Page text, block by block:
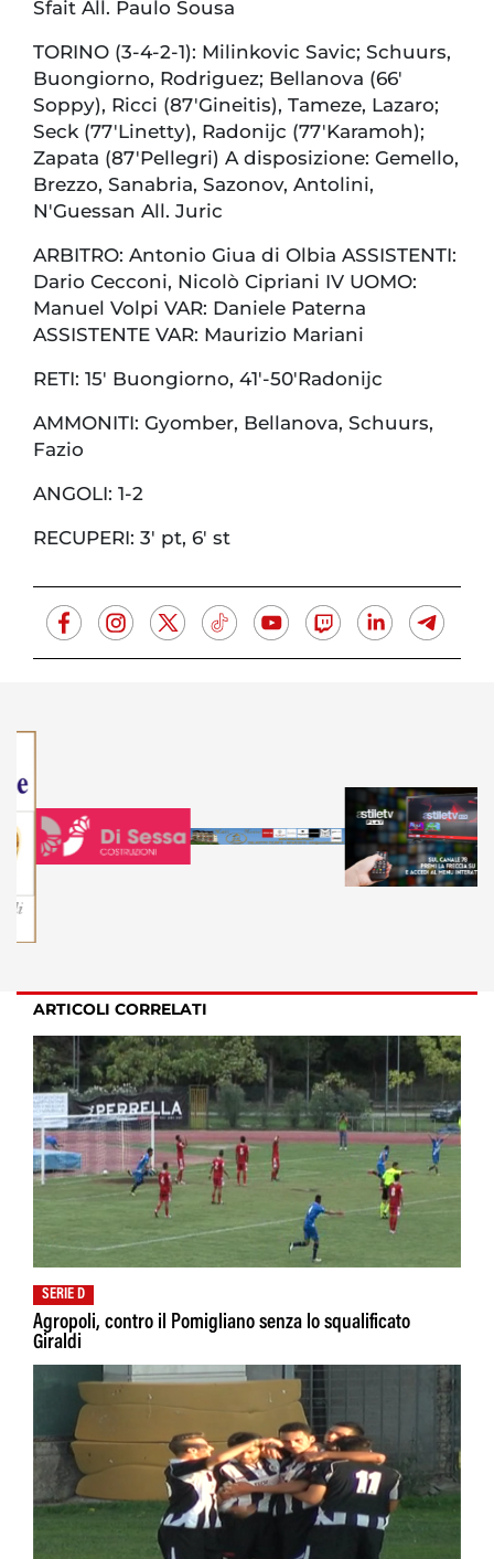
Sfait All. Paulo Sousa
TORINO (3-4-2-1): Milinkovic Savic; Schuurs,
Buongiorno, Rodriguez; Bellanova (66'
Soppy), Ricci (87'Gineitis), Tameze, Lazaro;
Seck (77'Linetty), Radonijc (77'Karamoh);
Zapata (87'Pellegri) A disposizione: Gemello,
Brezzo, Sanabria, Sazonov, Antolini,
N'Guessan All. Juric
ARBITRO: Antonio Giua di Olbia ASSISTENTI:
Dario Cecconi, Nicolò Cipriani IV UOMO:
Manuel Volpi VAR: Daniele Paterna
ASSISTENTE VAR: Maurizio Mariani
RETI: 15' Buongiorno, 41'-50'Radonijc
AMMONITI: Gyomber, Bellanova, Schuurs,
Fazio
ANGOLI: 1-2
RECUPERI: 3' pt, 6' st
ARTICOLI CORRELATI
SERIE D
Agropoli, contro il Pomigliano senza lo squalificato
Giraldi